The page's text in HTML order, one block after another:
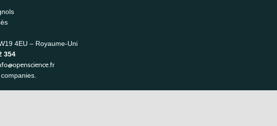
4EU – Royaume-Uni
354